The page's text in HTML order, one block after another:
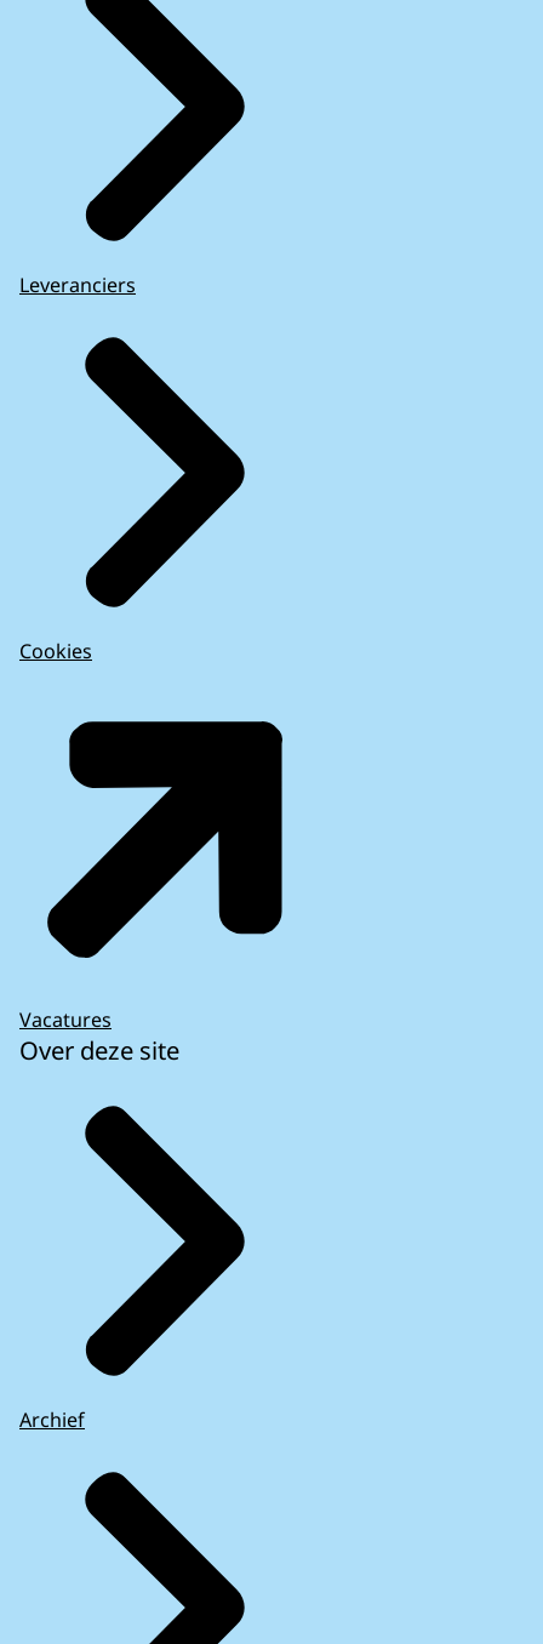
Leveranciers
Cookies
Vacatures
Over deze site
Archief